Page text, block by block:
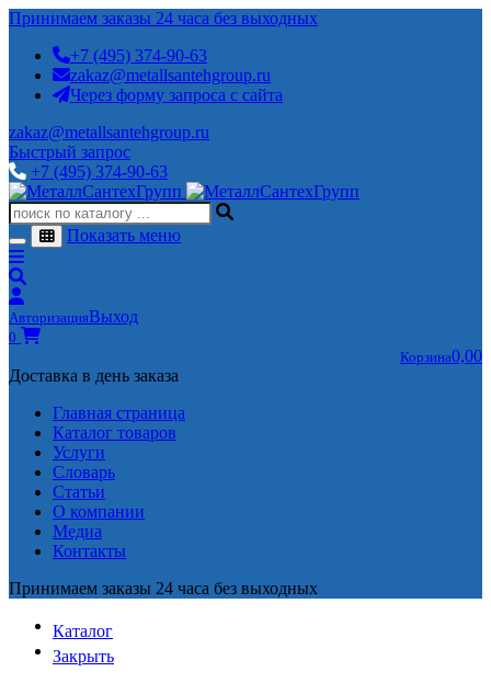
Принимаем заказы 24 часа без выходных
+7 (495) 374-90-63
zakaz@metallsantehgroup.ru
Через форму запроса с сайта
zakaz@metallsantehgroup.ru
Быстрый запрос
+7 (495) 374-90-63
Показать меню
АвторизацияВыход
0
Корзина0,00
Доставка в день заказа
Главная страница
Каталог товаров
Услуги
Словарь
Статьи
О компании
Медиа
Контакты
Принимаем заказы 24 часа без выходных
Каталог
Закрыть